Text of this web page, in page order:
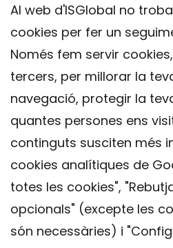
Al web d'ISGlobal no
cookies per fer un
Només fem servir
tercers, per millorar la
navegació, protegir la
quantes persones ens
continguts susciten més
cookies analítiques de
totes les cookies",
opcionals" (excepte les
són necessàries) i
Contacte